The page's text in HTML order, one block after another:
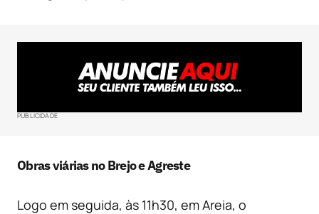
PUBLICIDADE
Obras viárias no Brejo e Agreste
Logo em seguida, às 11h30, em Areia, o